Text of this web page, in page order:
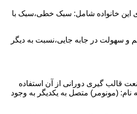
را در اختیار دارد.متداول ترین گریدهای این خانواده شامل: سبک خطی،سبک با
و سهولت در جابه جایی،نسبت به دیگر
اتیلن بود که در صنعت قالب گیری دورانی از آن استفاده
نام: (مونومر) متصل به یکدیگر به وجود